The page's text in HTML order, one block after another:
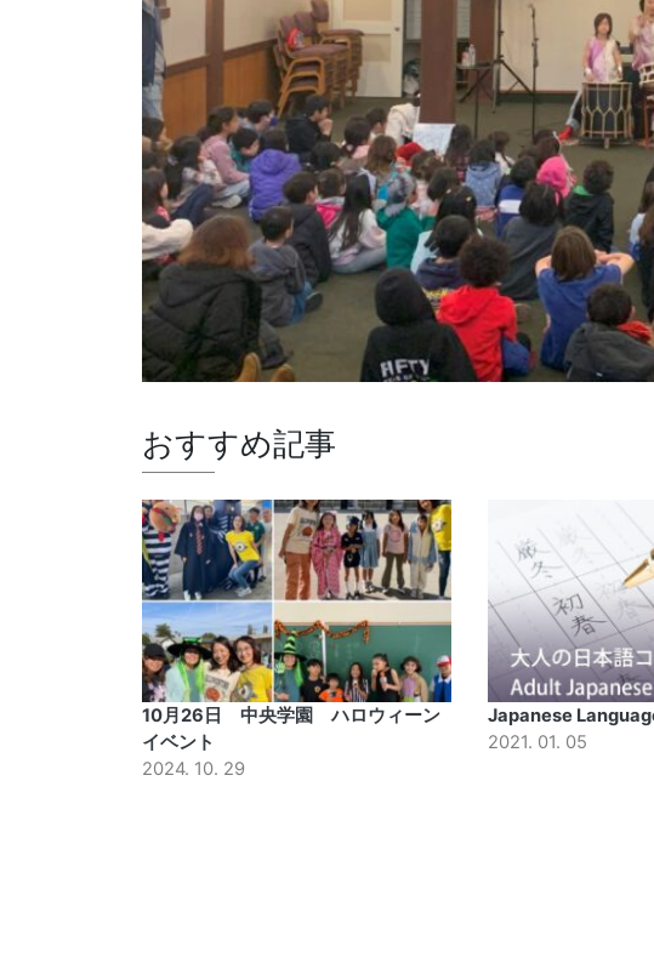
おすすめ記事
10月26日 中央学園 ハロウィーン
イベント
2024. 10. 29
Japanese
2021. 01. 05